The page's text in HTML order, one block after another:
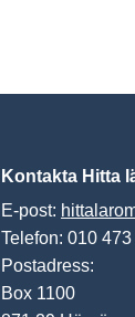
Kontakta Hitta
E-post:
Telefon: 010
Postadress:
Box 1100